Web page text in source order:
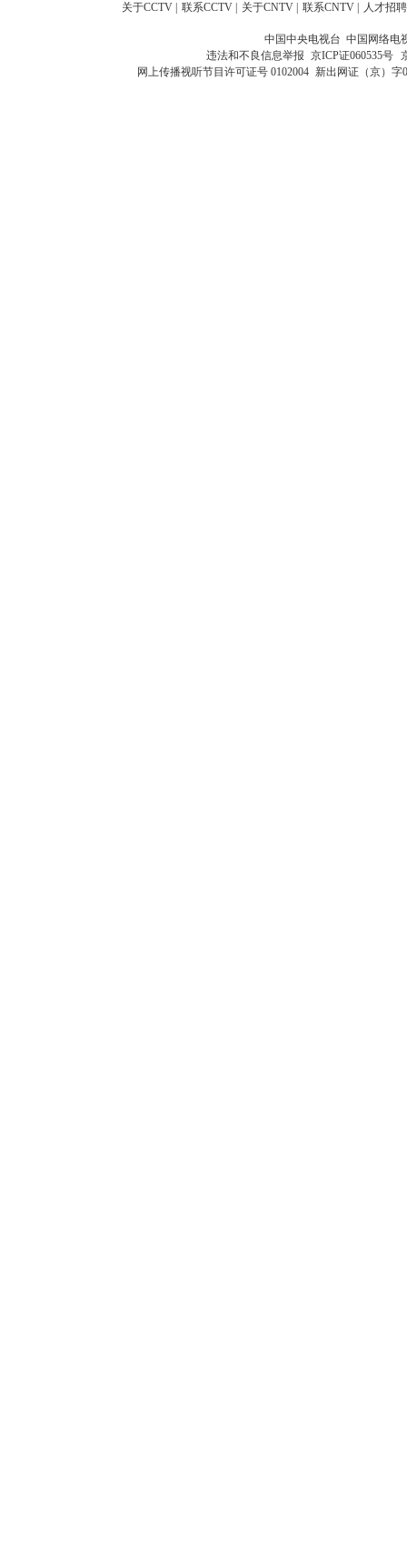
关于CCTV 联系CCTV 关于CNTV 联系CNTV 人才招聘
中国中央电视台 中国网络电
违法和不良信息举报 京ICP证060535号
网上传播视听节目许可证号 0102004 新出网证（京）